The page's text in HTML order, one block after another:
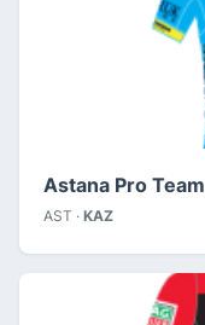
Astana Pro Team
AST · KAZ